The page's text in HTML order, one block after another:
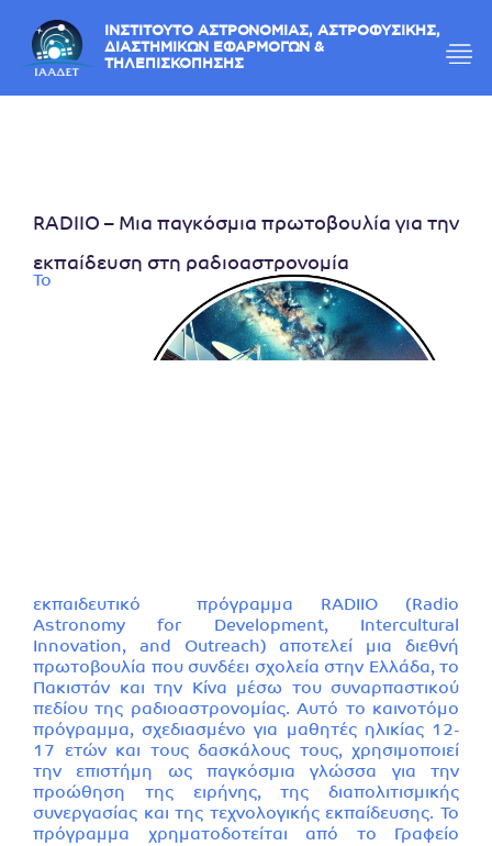
ΙΝΣΤΙΤΟΥΤΟ ΑΣΤΡΟΝΟΜΙΑΣ, ΑΣΤΡΟΦΥΣΙΚΗΣ,
ΔΙΑΣΤΗΜΙΚΩΝ ΕΦΑΡΜΟΓΩΝ &
ΤΗΛΕΠΙΣΚΟΠΗΣΗΣ
RADIIO – Μια παγκόσμια πρωτοβουλία για την
εκπαίδευση στη ραδιοαστρονομία
Το
εκπαιδευτικό πρόγραμμα RADIIO (Radio
Astronomy for Development, Intercultural
Innovation, and Outreach) αποτελεί μια διεθνή
πρωτοβουλία που συνδέει σχολεία στην Ελλάδα, το
Πακιστάν και την Κίνα μέσω του συναρπαστικού
πεδίου της ραδιοαστρονομίας. Αυτό το καινοτόμο
πρόγραμμα, σχεδιασμένο για μαθητές ηλικίας 12-
17 ετών και τους δασκάλους τους, χρησιμοποιεί
την επιστήμη ως παγκόσμια γλώσσα για την
προώθηση της ειρήνης, της διαπολιτισμικής
συνεργασίας και της τεχνολογικής εκπαίδευσης. Το
πρόγραμμα χρηματοδοτείται από το Γραφείο